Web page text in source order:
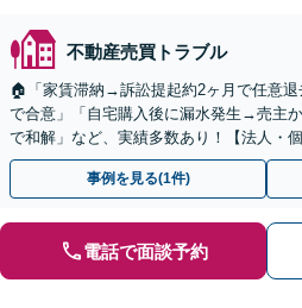
不動産売買トラブル
🏠「家賃滞納→訴訟提起約2ヶ月で任意
で合意」「自宅購入後に漏水発生→売主
で和解」など、実績多数あり！【法人・
以上】【東梅田駅徒歩10分】【初回相談
事例を見る(1件)
電話で面談予約